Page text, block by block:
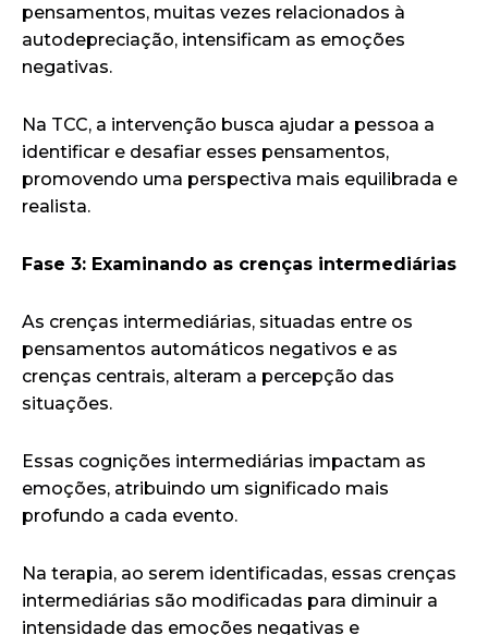
pensamentos, muitas vezes relacionados à
autodepreciação, intensificam as emoções
negativas.
Na TCC, a intervenção busca ajudar a pessoa a
identificar e desafiar esses pensamentos,
promovendo uma perspectiva mais equilibrada e
realista.
Fase 3: Examinando as crenças intermediárias
As crenças intermediárias, situadas entre os
pensamentos automáticos negativos e as
crenças centrais, alteram a percepção das
situações.
Essas cognições intermediárias impactam as
emoções, atribuindo um significado mais
profundo a cada evento.
Na terapia, ao serem identificadas, essas crenças
intermediárias são modificadas para diminuir a
intensidade das emoções negativas e